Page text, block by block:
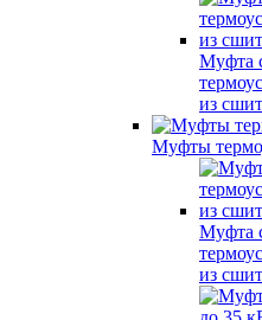
Муфта
из
Муфты
Муфта
из